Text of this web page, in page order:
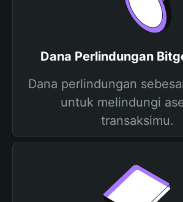
Dana Perlindungan
Dana perlindungan
untuk melindungi
transaksimu.